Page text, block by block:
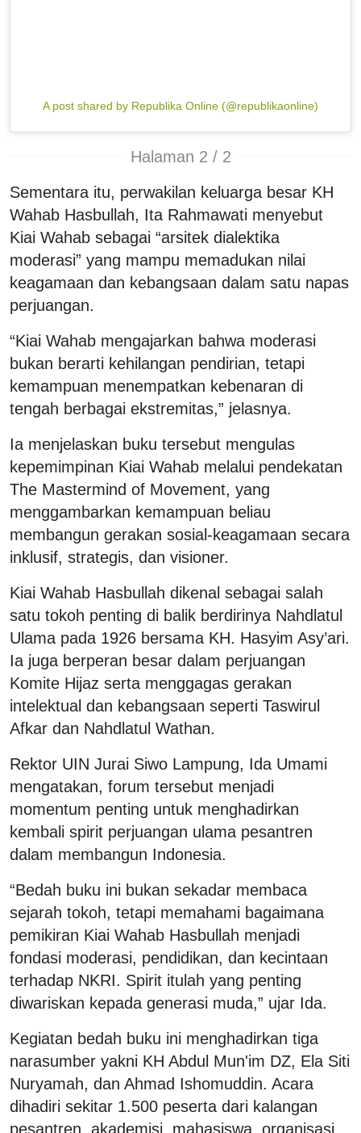
A post shared by Republika Online (@republikaonline)
Halaman 2 / 2
Sementara itu, perwakilan keluarga besar KH
Wahab Hasbullah, Ita Rahmawati menyebut
Kiai Wahab sebagai “arsitek dialektika
moderasi” yang mampu memadukan nilai
keagamaan dan kebangsaan dalam satu napas
perjuangan.
“Kiai Wahab mengajarkan bahwa moderasi
bukan berarti kehilangan pendirian, tetapi
kemampuan menempatkan kebenaran di
tengah berbagai ekstremitas,” jelasnya.
Ia menjelaskan buku tersebut mengulas
kepemimpinan Kiai Wahab melalui pendekatan
The Mastermind of Movement, yang
menggambarkan kemampuan beliau
membangun gerakan sosial-keagamaan secara
inklusif, strategis, dan visioner.
Kiai Wahab Hasbullah dikenal sebagai salah
satu tokoh penting di balik berdirinya Nahdlatul
Ulama pada 1926 bersama KH. Hasyim Asy’ari.
Ia juga berperan besar dalam perjuangan
Komite Hijaz serta menggagas gerakan
intelektual dan kebangsaan seperti Taswirul
Afkar dan Nahdlatul Wathan.
Rektor UIN Jurai Siwo Lampung, Ida Umami
mengatakan, forum tersebut menjadi
momentum penting untuk menghadirkan
kembali spirit perjuangan ulama pesantren
dalam membangun Indonesia.
“Bedah buku ini bukan sekadar membaca
sejarah tokoh, tetapi memahami bagaimana
pemikiran Kiai Wahab Hasbullah menjadi
fondasi moderasi, pendidikan, dan kecintaan
terhadap NKRI. Spirit itulah yang penting
diwariskan kepada generasi muda,” ujar Ida.
Kegiatan bedah buku ini menghadirkan tiga
narasumber yakni KH Abdul Mun'im DZ, Ela Siti
Nuryamah, dan Ahmad Ishomuddin. Acara
dihadiri sekitar 1.500 peserta dari kalangan
pesantren, akademisi, mahasiswa, organisasi